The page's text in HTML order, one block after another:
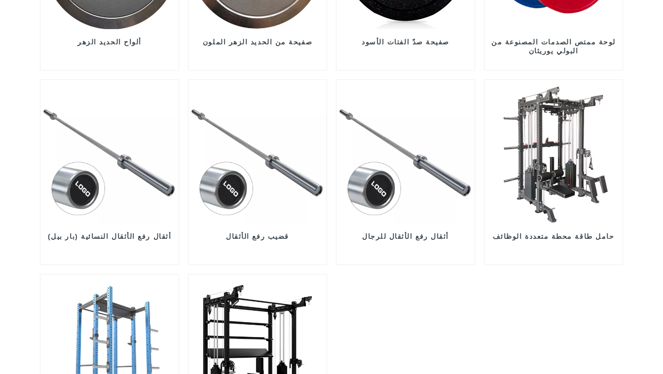
ألواح الحديد الزهر صفيحة من الحديد الزهر الملون صفيحة صدّ الفتات الأسود
لوحة ممتص الصدمات المصنوعة من
البولي يوريثان
أثقال رفع الأثقال النسائية (بار بيل) قضيب رفع الأثقال أثقال رفع الأثقال للرجال حامل طاقة محطة متعددة الوظائف